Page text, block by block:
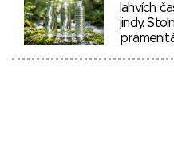
lahvích
jindy.